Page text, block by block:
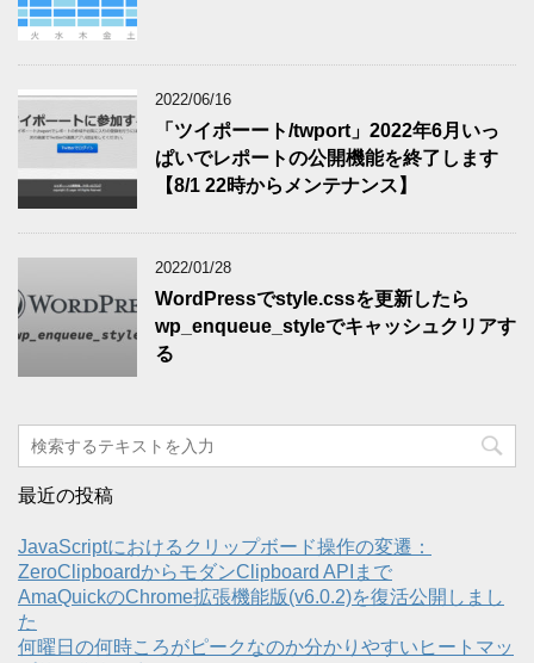
2022/06/16
「ツイポーート/twport」2022年6月いっ
ぱいでレポートの公開機能を終了します
【8/1 22時からメンテナンス】
2022/01/28
WordPressでstyle.cssを更新したら
wp_enqueue_styleでキャッシュクリアす
る
最近の投稿
JavaScriptにおけるクリップボード操作の変遷：
ZeroClipboardからモダンClipboard APIまで
AmaQuickのChrome拡張機能版(v6.0.2)を復活公開しまし
た
何曜日の何時ころがピークなのか分かりやすいヒートマッ